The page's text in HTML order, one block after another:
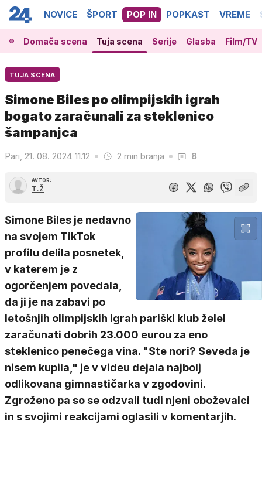
NOVICE ŠPORT POP IN POPKAST VREME
Domača scena Tuja scena Serije Glasba Film/TV
TUJA SCENA
Simone Biles po olimpijskih igrah
bogato zaračunali za steklenico
šampanjca
Pari, 21. 08. 2024 11.12 2 min branja 8
AVTOR:
T.Ž
Simone Biles je nedavno
na svojem TikTok
profilu delila posnetek,
v katerem je z
ogorčenjem povedala,
da ji je na zabavi po
letošnjih olimpijskih igrah pariški klub želel
zaračunati dobrih 23.000 eurou za eno
steklenico penečega vina. "Ste nori? Seveda je
nisem kupila," je v videu dejala najbolj
odlikovana gimnastičarka v zgodovini.
Zgroženo pa so se odzvali tudi njeni oboževalci
in s svojimi reakcijami oglasili v komentarjih.